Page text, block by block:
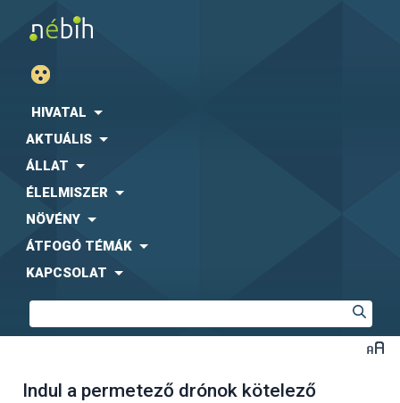
HIVATAL
AKTUÁLIS
ÁLLAT
ÉLELMISZER
NÖVÉNY
ÁTFOGÓ TÉMÁK
KAPCSOLAT
Indul a permetező drónok kötelező